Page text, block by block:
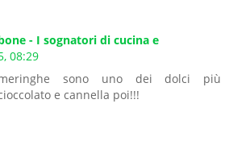
- I sognatori di cucina e
08:29
sono uno dei dolci più
e cannella poi!!!